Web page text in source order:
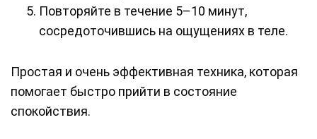
Повторяйте в течение 5–10 минут,
сосредоточившись на ощущениях в теле.
Простая и очень эффективная техника, которая
помогает быстро прийти в состояние
спокойствия.